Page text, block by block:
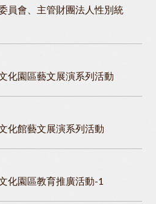
員會、主管財團法人性別統
化園區藝文展演系列活動
化館藝文展演系列活動
化園區教育推廣活動-1